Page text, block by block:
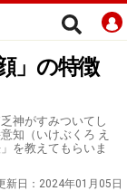
」の特徴
神がすみついてし
知（いけぶくろ え
を教えてもらいま
新日： 2024年01月05日